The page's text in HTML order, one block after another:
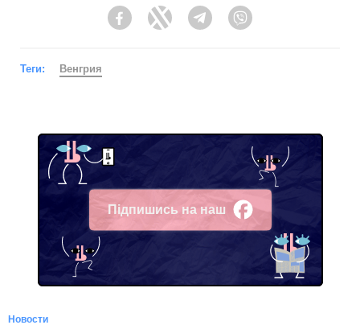
FacebookTwitter Telegram
Теги: Венгрия
Підпишись на наш
Facebook
Новости